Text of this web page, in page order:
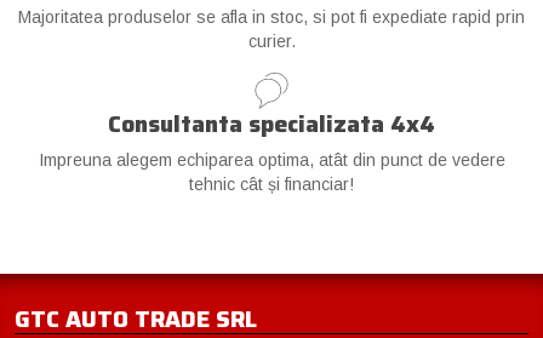
Majoritatea produselor se afla in stoc, si pot fi expediate rapid prin
curier.
Consultanta specializata 4x4
Impreuna alegem echiparea optima, atât din punct de vedere
tehnic cât și financiar!
GTC AUTO TRADE SRL